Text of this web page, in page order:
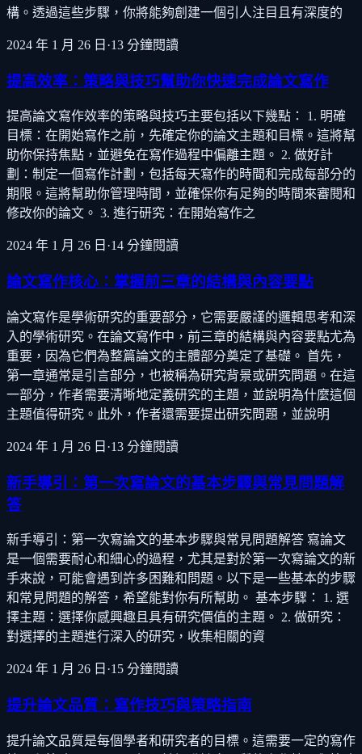
構。透過這些步驟，你將能夠創建一個引人注目且有深度的
2024 年 1 月 26 日 ·13 分鐘閱讀
提高效率：策略與技巧幫助你快速完成論文寫作
提高論文寫作效率的策略與技巧主要包括以下幾點： 1. 明確
目標：在開始寫作之前，先確定你的論文主題和目標。這將幫
助你保持焦點，並避免在寫作過程中偏離主題。 2. 做好計
劃：制定一個寫作計劃，包括每天寫作的時間和完成每部分的
期限。這將幫助你管理時間，並確保你有足夠的時間來審閱和
修改你的論文。 3. 進行研究：在開始寫作之
2024 年 1 月 26 日 ·14 分鐘閱讀
論文寫作核心：掌握前三章的結構與內容要點
論文寫作是學術研究的重要部分，它需要嚴謹的邏輯思考和深
入的學術研究。在論文寫作中，前三章的結構與內容要點尤為
重要，因為它們為整篇論文的主體部分奠定了基礎。 首先，
第一章通常是引言部分，也被稱為研究背景或研究問題。在這
一部分，作者需要清晰地定義研究的主題，並說明為什麼這個
主題值得研究。此外，作者還需要提出研究問題，並說明
2024 年 1 月 26 日 ·13 分鐘閱讀
新手導引：第一次寫論文的基本步驟與常見問題解
答
新手導引：第一次寫論文的基本步驟與常見問題解答 寫論文
是一個需要耐心和細心的過程，尤其是對於第一次寫論文的新
手來說，可能會遇到許多困難和問題。以下是一些基本的步驟
和常見問題的解答，希望能對你有所幫助。 基本步驟： 1. 選
擇主題：選擇你感興趣且具有研究價值的主題。 2. 做研究：
對選擇的主題進行深入的研究，收集相關的資
2024 年 1 月 26 日 ·15 分鐘閱讀
提升論文品質：寫作技巧與策略指南
提升論文品質是每個學者和研究者的目標。這需要一定的寫作